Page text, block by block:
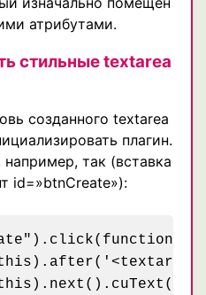
атрибутами.
стильные textarea
созданного textarea
плагин.
так (вставка
id=»btnCreate»):